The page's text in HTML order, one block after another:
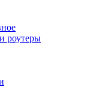
роутеры